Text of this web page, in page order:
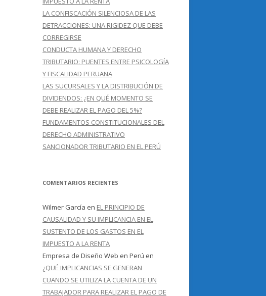
LA CONFISCACIÓN SILENCIOSA DE LAS
DETRACCIONES: UNA RIGIDEZ QUE DEBE
CORREGIRSE
CONDUCTA HUMANA Y DERECHO
TRIBUTARIO: PUENTES ENTRE PSICOLOGÍA
Y FISCALIDAD PERUANA
LAS SUCURSALES Y LA DISTRIBUCIÓN DE
DIVIDENDOS: ¿EN QUÉ MOMENTO SE
DEBE REALIZAR EL PAGO DEL 5%?
FUNDAMENTOS CONSTITUCIONALES DEL
DERECHO ADMINISTRATIVO
SANCIONADOR TRIBUTARIO EN EL PERÚ
COMENTARIOS RECIENTES
Wilmer García en EL PRINCIPIO DE
CAUSALIDAD Y SU IMPLICANCIA EN EL
SUSTENTO DE LOS GASTOS EN EL
IMPUESTO A LA RENTA
Empresa de Diseño Web en Perú en
¿QUÉ IMPLICANCIAS SE GENERAN
CUANDO SE UTILIZA LA CUENTA DE UN
TRABAJADOR PARA REALIZAR EL PAGO DE